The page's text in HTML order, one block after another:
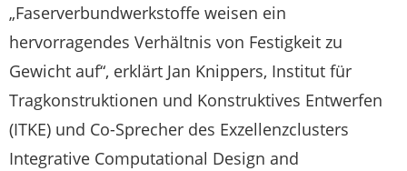
„Faserverbundwerkstoffe weisen ein
hervorragendes Verhältnis von Festigkeit zu
Gewicht auf“, erklärt Jan Knippers, Institut für
Tragkonstruktionen und Konstruktives Entwerfen
(ITKE) und Co-Sprecher des Exzellenzclusters
Integrative Computational Design and